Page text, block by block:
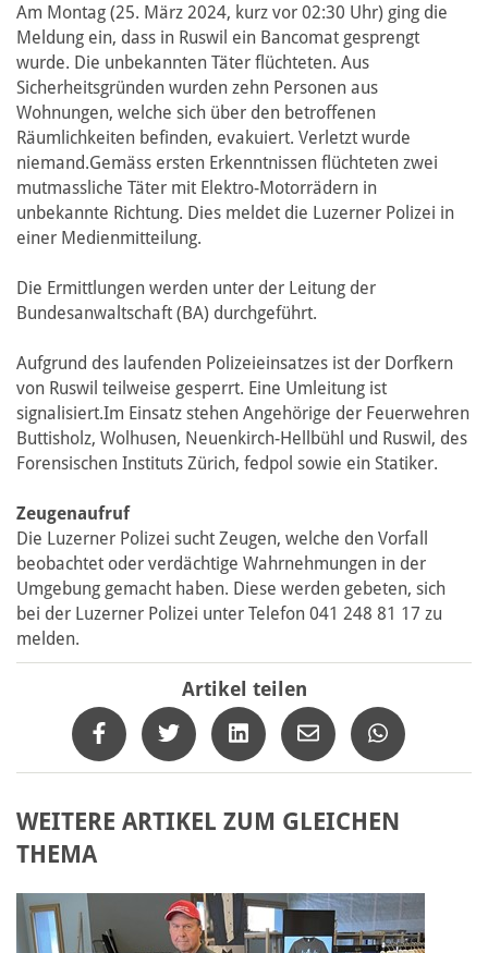
Am Montag (25. März 2024, kurz vor 02:30 Uhr) ging die
Meldung ein, dass in Ruswil ein Bancomat gesprengt
wurde. Die unbekannten Täter flüchteten. Aus
Sicherheitsgründen wurden zehn Personen aus
Wohnungen, welche sich über den betroffenen
Räumlichkeiten befinden, evakuiert. Verletzt wurde
niemand.Gemäss ersten Erkenntnissen flüchteten zwei
mutmassliche Täter mit Elektro-Motorrädern in
unbekannte Richtung. Dies meldet die Luzerner Polizei in
einer Medienmitteilung.
Die Ermittlungen werden unter der Leitung der
Bundesanwaltschaft (BA) durchgeführt.
Aufgrund des laufenden Polizeieinsatzes ist der Dorfkern
von Ruswil teilweise gesperrt. Eine Umleitung ist
signalisiert.Im Einsatz stehen Angehörige der Feuerwehren
Buttisholz, Wolhusen, Neuenkirch-Hellbühl und Ruswil, des
Forensischen Instituts Zürich, fedpol sowie ein Statiker.
Zeugenaufruf
Die Luzerner Polizei sucht Zeugen, welche den Vorfall
beobachtet oder verdächtige Wahrnehmungen in der
Umgebung gemacht haben. Diese werden gebeten, sich
bei der Luzerner Polizei unter Telefon 041 248 81 17 zu
melden.
Artikel teilen
WEITERE ARTIKEL ZUM GLEICHEN
THEMA